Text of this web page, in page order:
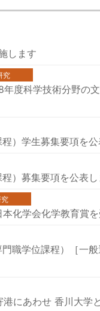
します
究
度科学技術分野の
）学生募集要項を公
）募集要項を公表し
化学会化学教育賞を
職学位課程）［一
にあわせ 香川大学